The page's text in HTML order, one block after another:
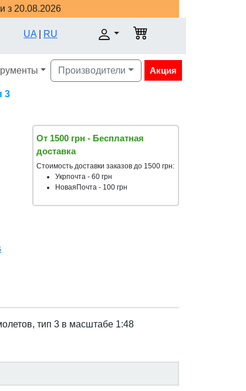
з 20.08.2026
UA RU
Производители Акция
3
От 1500 грн - Бесплатная
доставка
Стоимость доставки заказов до 1500 грн:
Укрпочта - 60 грн
НоваяПочта - 100 грн
тип 3 в масштабе 1:48